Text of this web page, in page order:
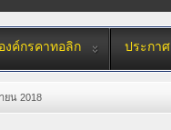
งค์กรคาทอลิก ประกาศ
ยน 2018